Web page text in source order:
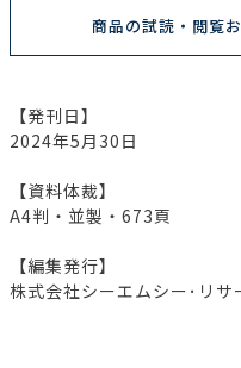
商品の試読・閲覧
【発刊日】
2024年5月30日
【資料体裁】
A4判・並製・673頁
【編集発行】
株式会社シーエムシー･リサ